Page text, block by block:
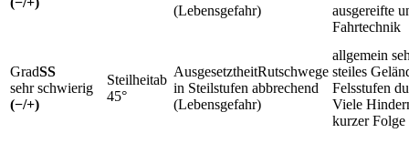
(Lebensgefahr)
ausgereifte
Fahrtechnik
SS
sehr schwierig
(−/+)
ab
45°
Rutschwege
in Steilstufen abbrechend
(Lebensgefahr)
allgemein
steiles
Felsstufen
Viele
kurzer Folge